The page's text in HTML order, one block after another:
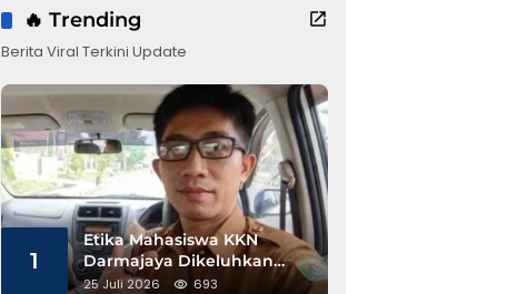
🔥 Trending
Berita Viral Terkini Update
1
Etika Mahasiswa KKN
Darmajaya Dikeluhkan
Kepala Pekon Sinar Jawa
25 Juli 2026 693